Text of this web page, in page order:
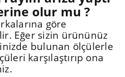
olur mu ?
göre
Eğer sizin ürününüz
bulunan ölçülerle
karşılaştırıp ona